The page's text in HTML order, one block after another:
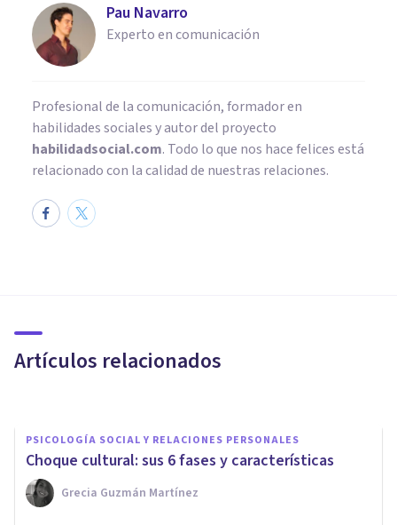
Pau Navarro
Experto en comunicación
Profesional de la comunicación, formador en
habilidades sociales y autor del proyecto
habilidadsocial.com. Todo lo que nos hace felices está
relacionado con la calidad de nuestras relaciones.
Artículos relacionados
características)
PSICOLOGÍA SOCIAL Y RELACIONES PERSONALES
Choque cultural: sus 6 fases y características
Grecia Guzmán Martínez